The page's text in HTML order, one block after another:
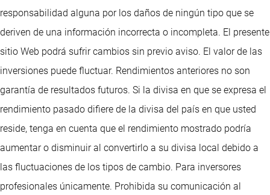
responsabilidad alguna por los daños de ningún tipo que se
deriven de una información incorrecta o incompleta. El presente
sitio Web podrá sufrir cambios sin previo aviso. El valor de las
inversiones puede fluctuar. Rendimientos anteriores no son
garantía de resultados futuros. Si la divisa en que se expresa el
rendimiento pasado difiere de la divisa del país en que usted
reside, tenga en cuenta que el rendimiento mostrado podría
aumentar o disminuir al convertirlo a su divisa local debido a
las fluctuaciones de los tipos de cambio. Para inversores
profesionales únicamente. Prohibida su comunicación al